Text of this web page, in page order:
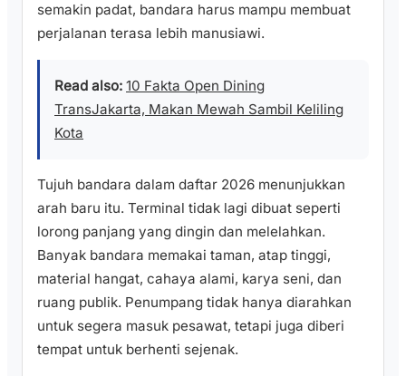
semakin padat, bandara harus mampu membuat
perjalanan terasa lebih manusiawi.
Read also: 10 Fakta Open Dining
TransJakarta, Makan Mewah Sambil Keliling
Kota
Tujuh bandara dalam daftar 2026 menunjukkan
arah baru itu. Terminal tidak lagi dibuat seperti
lorong panjang yang dingin dan melelahkan.
Banyak bandara memakai taman, atap tinggi,
material hangat, cahaya alami, karya seni, dan
ruang publik. Penumpang tidak hanya diarahkan
untuk segera masuk pesawat, tetapi juga diberi
tempat untuk berhenti sejenak.